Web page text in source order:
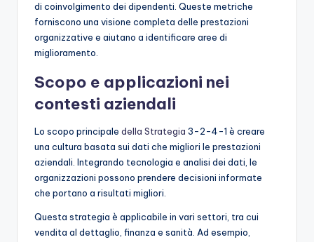
di coinvolgimento dei dipendenti. Queste metriche
forniscono una visione completa delle prestazioni
organizzative e aiutano a identificare aree di
miglioramento.
Scopo e applicazioni nei
contesti aziendali
Lo scopo principale della Strategia 3-2-4-1 è creare
una cultura basata sui dati che migliori le prestazioni
aziendali. Integrando tecnologia e analisi dei dati, le
organizzazioni possono prendere decisioni informate
che portano a risultati migliori.
Questa strategia è applicabile in vari settori, tra cui
vendita al dettaglio, finanza e sanità. Ad esempio,